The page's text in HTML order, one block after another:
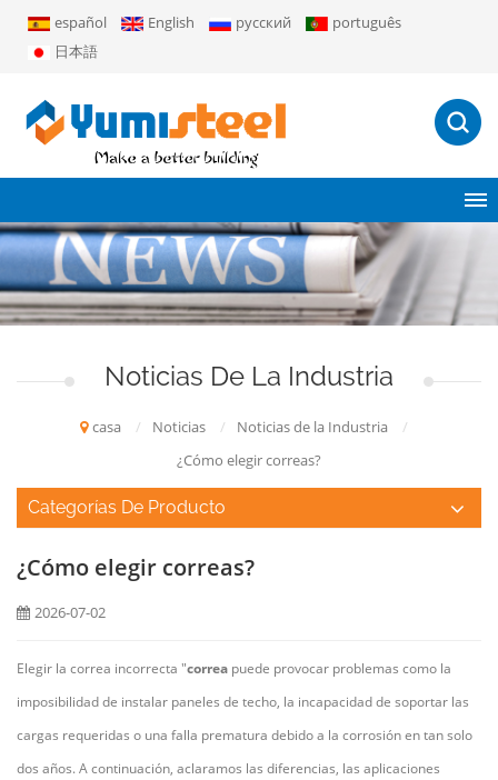
español English русский
português
日本語
Noticias De La Industria
casa / Noticias / Noticias de la Industria
/
¿Cómo elegir correas?
Categorías De Producto
¿Cómo elegir correas?
2026-07-02
Elegir la correa incorrecta "correa puede provocar problemas como la
imposibilidad de instalar paneles de techo, la incapacidad de soportar las
cargas requeridas o una falla prematura debido a la corrosión en tan solo
dos años. A continuación, aclaramos las diferencias, las aplicaciones